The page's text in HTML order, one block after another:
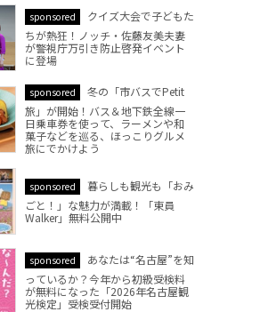
sponsored
クイズ大会で子どもた
ちが熱狂！ノッチ・佐藤友美夫妻
が警視庁万引き防止啓発イベント
に登場
sponsored
冬の「市バスでPetit
旅」が開始！バス＆地下鉄全線一
日乗車券を使って、ラーメンや和
菓子などを巡る、ほっこりグルメ
旅にでかけよう
sponsored
暮らしも観光も「おみ
ごと！」な魅力が満載！「東員
Walker」無料公開中
sponsored
あなたは“名古屋”を知
っているか？今年から初級受検料
が無料になった「2026年名古屋観
光検定」受検受付開始